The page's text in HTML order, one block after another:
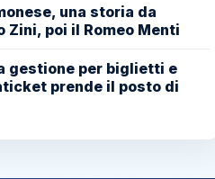
una storia da
poi il Romeo Menti
gestione per biglietti e
prende il posto di